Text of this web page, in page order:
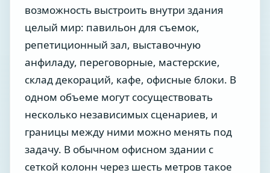
возможность выстроить внутри здания
целый мир: павильон для съемок,
репетиционный зал, выставочную
анфиладу, переговорные, мастерские,
склад декораций, кафе, офисные блоки. В
одном объеме могут сосуществовать
несколько независимых сценариев, и
границы между ними можно менять под
задачу. В обычном офисном здании с
сеткой колонн через шесть метров такое